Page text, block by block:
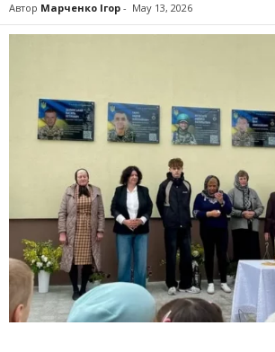
Автор Марченко Ігор - May 13, 2026